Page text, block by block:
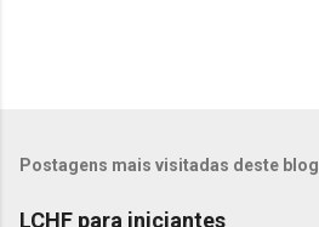
Postagens mais visitadas deste blog
LCHF para iniciantes